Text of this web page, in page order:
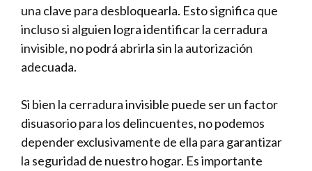
una clave para desbloquearla. Esto significa que
incluso si⁢ alguien logra identificar la cerradura
invisible, no podrá abrirla ⁤sin la autorización
adecuada.
Si bien la cerradura‍ invisible puede ser un factor
disuasorio⁣ para los delincuentes, no podemos​
depender​ exclusivamente de​ ella para garantizar
la ‌seguridad de ⁤nuestro hogar. Es importante